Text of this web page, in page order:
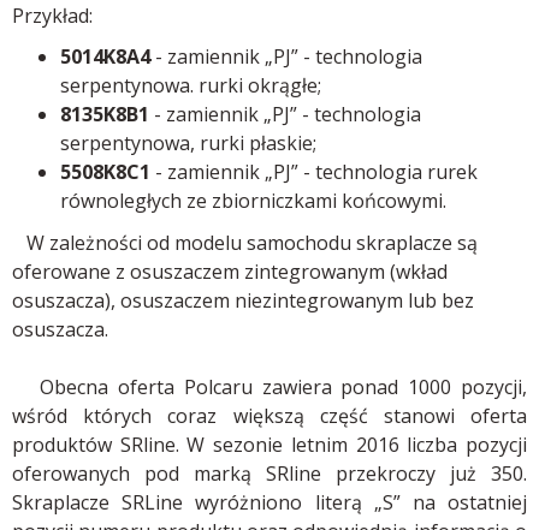
Przykład:
5014K8A4- zamiennik „PJ” - technologia
serpentynowa. rurki okrągłe;
8135K8B1 - zamiennik „PJ” - technologia
serpentynowa, rurki płaskie;
5508K8C1 - zamiennik „PJ” - technologia rurek
równoległych ze zbiorniczkami końcowymi.
W zależności od modelu samochodu skraplacze są
oferowane z osuszaczem zintegrowanym (wkład
osuszacza), osuszaczem niezintegrowanym lub bez
osuszacza.
Obecna oferta Polcaru zawiera ponad 1000 pozycji,
wśród których coraz większą część stanowi oferta
produktów SRline. W sezonie letnim 2016 liczba pozycji
oferowanych pod marką SRline przekroczy już 350.
Skraplacze SRLine wyróżniono literą „S” na ostatniej